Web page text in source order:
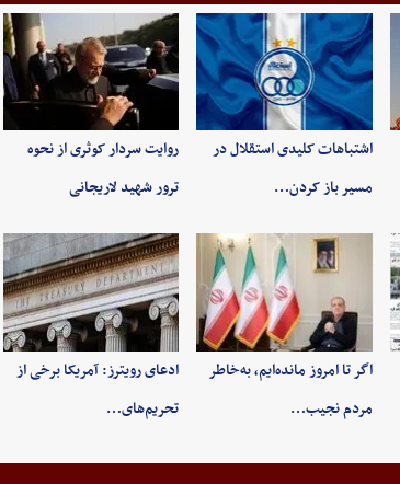
اشتباهات کلیدی استقلال در
مسیر باز کردن…
روایت سردار کوثری از نحوه
ترور شهید لاریجانی
اگر تا امروز مانده‌ایم، به‌خاطر
مردم نجیب…
ادعای رویترز: آمریکا برخی از
تحریم‌های…